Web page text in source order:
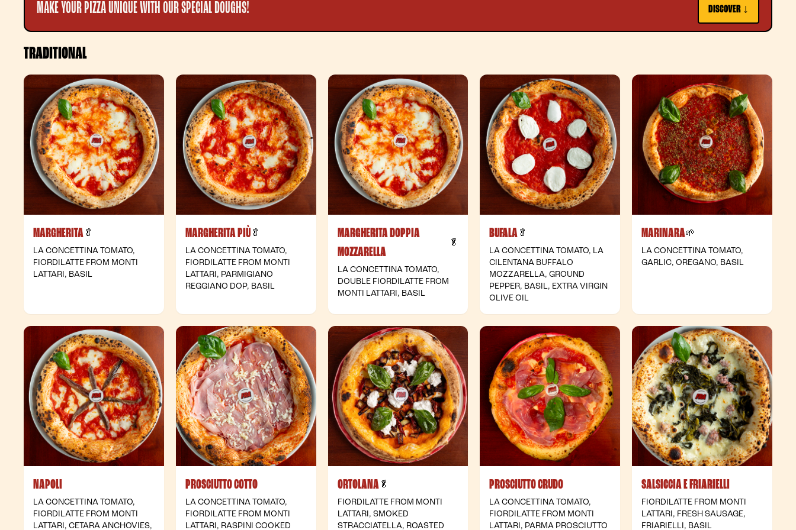
MAKE YOUR PIZZA UNIQUE WITH OUR SPECIAL DOUGHS! DISCOVER ↓
TRADITIONAL
MARGHERITA 🥬
LA CONCETTINA TOMATO,
FIORDILATTE FROM MONTI
LATTARI, BASIL
MARGHERITA PIÙ🥬
LA CONCETTINA TOMATO,
FIORDILATTE FROM MONTI
LATTARI, PARMIGIANO
REGGIANO DOP, BASIL
MARGHERITA DOPPIA
MOZZARELLA
🥬
LA CONCETTINA TOMATO,
DOUBLE FIORDILATTE FROM
MONTI LATTARI, BASIL
BUFALA 🥬
LA CONCETTINA TOMATO, LA
CILENTANA BUFFALO
MOZZARELLA, GROUND
PEPPER, BASIL, EXTRA VIRGIN
OLIVE OIL
MARINARA🌱
LA CONCETTINA TOMATO,
GARLIC, OREGANO, BASIL
NAPOLI
LA CONCETTINA TOMATO,
FIORDILATTE FROM MONTI
LATTARI, CETARA ANCHOVIES,
PROSCIUTTO COTTO
LA CONCETTINA TOMATO,
FIORDILATTE FROM MONTI
LATTARI, RASPINI COOKED
ORTOLANA🥬
FIORDILATTE FROM MONTI
LATTARI, SMOKED
STRACCIATELLA, ROASTED
PROSCIUTTO CRUDO
LA CONCETTINA TOMATO,
FIORDILATTE FROM MONTI
LATTARI, PARMA PROSCIUTTO
SALSICCIA E FRIARIELLI
FIORDILATTE FROM MONTI
LATTARI, FRESH SAUSAGE,
FRIARIELLI, BASIL